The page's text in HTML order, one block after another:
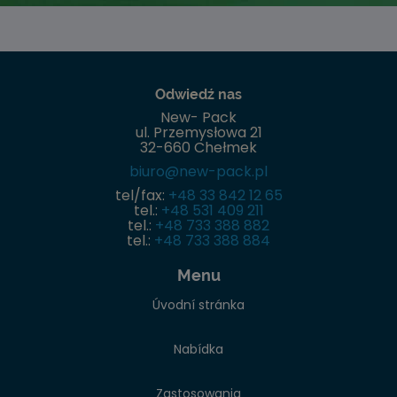
Odwiedź nas
New- Pack
ul. Przemysłowa 21
32-660 Chełmek
biuro@new-pack.pl
tel/fax: +48 33 842 12 65
tel.: +48 531 409 211
tel.: +48 733 388 882
tel.: +48 733 388 884
Menu
Úvodní stránka
Nabídka
Zastosowania